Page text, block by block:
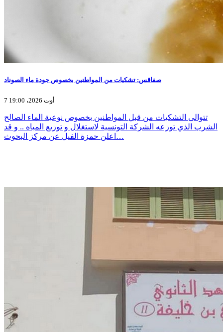
صفاقس: تشكيات من المواطنين بخصوص جودة ماء الصوناد
7 أوت 2026، 19:00
تتوالى التشكيات من قبل المواطنين بخصوص نوعية الماء الصالح
الشرب الذي توزعه الشركة التونسية لاستغلال و توزيع المياه .. و قد
اعلن حمزة الفيل عن مركز البحوث…